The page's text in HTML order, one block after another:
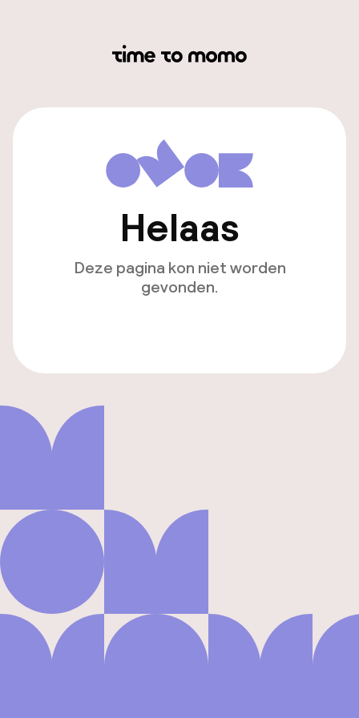
Helaas
Deze pagina kon niet worden
gevonden.